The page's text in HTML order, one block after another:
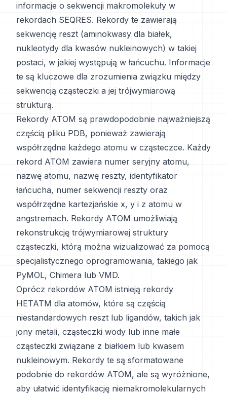
informacje o sekwencji makromolekuły w
rekordach SEQRES. Rekordy te zawierają
sekwencję reszt (aminokwasy dla białek,
nukleotydy dla kwasów nukleinowych) w takiej
postaci, w jakiej występują w łańcuchu. Informacje
te są kluczowe dla zrozumienia związku między
sekwencją cząsteczki a jej trójwymiarową
strukturą.
Rekordy ATOM są prawdopodobnie najważniejszą
częścią pliku PDB, ponieważ zawierają
współrzędne każdego atomu w cząsteczce. Każdy
rekord ATOM zawiera numer seryjny atomu,
nazwę atomu, nazwę reszty, identyfikator
łańcucha, numer sekwencji reszty oraz
współrzędne kartezjańskie x, y i z atomu w
angstremach. Rekordy ATOM umożliwiają
rekonstrukcję trójwymiarowej struktury
cząsteczki, którą można wizualizować za pomocą
specjalistycznego oprogramowania, takiego jak
PyMOL, Chimera lub VMD.
Oprócz rekordów ATOM istnieją rekordy
HETATM dla atomów, które są częścią
niestandardowych reszt lub ligandów, takich jak
jony metali, cząsteczki wody lub inne małe
cząsteczki związane z białkiem lub kwasem
nukleinowym. Rekordy te są sformatowane
podobnie do rekordów ATOM, ale są wyróżnione,
aby ułatwić identyfikację niemakromolekularnych